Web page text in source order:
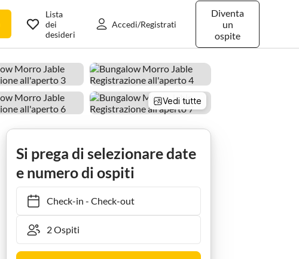
Diventa
un
ospite
Lista
dei
desideri
Accedi/Registrati
Vedi tutte
Si prega di selezionare date
e numero di ospiti
Check-in- Check-out